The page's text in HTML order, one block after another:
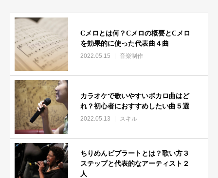
Cメロとは何？Cメロの概要とCメロ
を効果的に使った代表曲４曲
2022.05.15 音楽制作
カラオケで歌いやすいボカロ曲はど
れ？初心者におすすめしたい曲５選
2022.05.13 スキル
ちりめんビブラートとは？歌い方３
ステップと代表的なアーティスト２
人